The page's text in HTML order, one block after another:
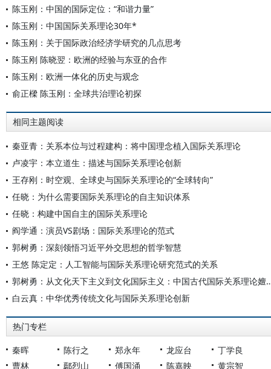
陈玉刚：中国的国际定位：“和谐力量”
陈玉刚：中国国际关系理论30年*
陈玉刚：关于国际政治经济学研究的几点思考
陈玉刚 陈晓翌：欧洲的经验与东亚的合作
陈玉刚：欧洲一体化的历史与观念
俞正樑 陈玉刚：全球共治理论初探
相同主题阅读
秦亚青：关系本位与过程建构：将中国理念植入国际关系理论
卢凌宇：本立道生：描述与国际关系理论创新
王存刚：时空观、全球史与国际关系理论的“全球转向”
任晓：为什么需要国际关系理论的自主知识体系
任晓：构建中国自主的国际关系理论
阎学通：演员VS剧场：国际关系理论的范式
郭树勇：深刻领悟习近平外交思想的哲学智慧
王悠 陈定定：人工智能与国际关系理论研究范式的关系
郭树勇：从文化天下主义到文化
白云真：中华优秀传统文化与国际关系理论创新
热门专栏
秦晖 陈行之 郑永年 龙应台
丁学良
曹林
鄢烈山 傅国涌 陈嘉映 黄宗智